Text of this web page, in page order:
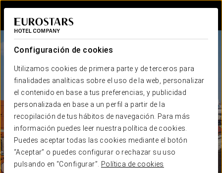
Configuración de cookies
Utilizamos cookies de primera parte y de terceros para
finalidades analíticas sobre el uso de la web, personalizar
el contenido en base a tus preferencias, y publicidad
personalizada en base a un perfil a partir de la
recopilación de tus hábitos de navegación. Para más
información puedes leer nuestra política de cookies.
Puedes aceptar todas las cookies mediante el botón
“Aceptar” o puedes configurar o rechazar su uso
pulsando en “Configurar”.
Política de cookies